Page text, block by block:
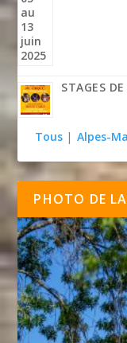
STAGES
Tous | Alpes-
PHOTO DE